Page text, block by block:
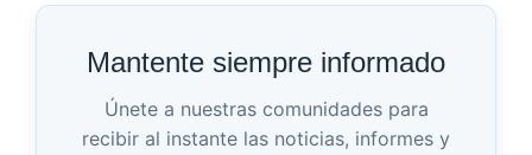
Mantente siempre informado
Únete a nuestras comunidades para
recibir al instante las noticias, informes y